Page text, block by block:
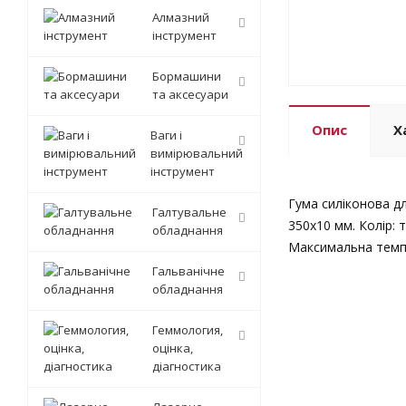
Опис
Гума силіконова
350х10 мм. Колір:
Максимальна
Алмазний
інструмент
Бормашини
та аксесуари
Ваги і
вимірювальний
інструмент
Галтувальне
обладнання
Гальванічне
обладнання
Геммология,
оцінка,
діагностика